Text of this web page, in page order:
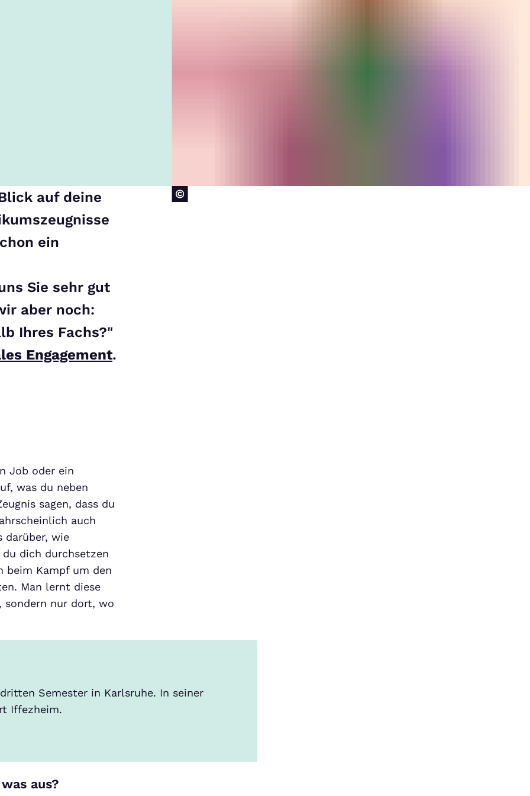
auf deine
ein
Sie sehr gut
aber noch:
Ihres Fachs?"
Engagement.
Job oder ein
was du neben
sagen, dass du
auch
darüber, wie
dich durchsetzen
beim Kampf um den
Man lernt diese
sondern nur dort, wo
Semester in Karlsruhe. In seiner
Iffezheim.
aus?